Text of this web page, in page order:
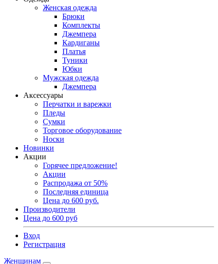
Женская одежда
Брюки
Комплекты
Джемпера
Кардиганы
Платья
Туники
Юбки
Мужская одежда
Джемпера
Аксессуары
Перчатки и варежки
Пледы
Сумки
Торговое оборудование
Носки
Новинки
Акции
Горячее предложение!
Акции
Распродажа от 50%
Последняя единица
Цена до 600 руб.
Производители
Цена до 600 руб
Вход
Регистрация
Женщинам